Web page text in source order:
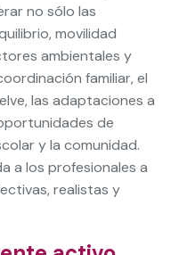
no sólo las
movilidad
ambientales y
familiar, el
las adaptaciones a
de
y la comunidad.
a los profesionales a
realistas y